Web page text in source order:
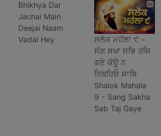
Bhikhya Dar
Jachai Main
Deejai Naam
Vadai Hey
ਸਲੋਕ ਮਹੱਲਾ ੯ -
ਸੰਗ ਸਖਾ ਸਭਿ ਤਜਿ
ਗਏ ਕੋਊ ਨ
ਨਿਬਹਿਓ ਸਾਥਿ
Shalok Mahala
9 - Sang Sakha
Sab Taj Gaye